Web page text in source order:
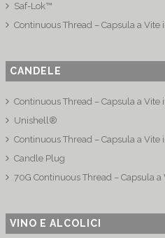
Saf-Lok™
Continuous Thread – Capsula a
CANDELE
Continuous Thread – Capsula a
Unishell®
Continuous Thread – Capsula a Vite
Candle Plug
70G Continuous Thread – Capsula a
VINO E ALCOLICI